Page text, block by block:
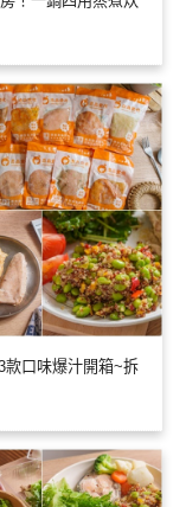
款口味爆汁開箱~拆